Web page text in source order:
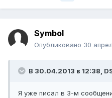
Symbol
Опубликовано 30
В 30.04.2013 в 12:38,
Я уже писал в 3-м